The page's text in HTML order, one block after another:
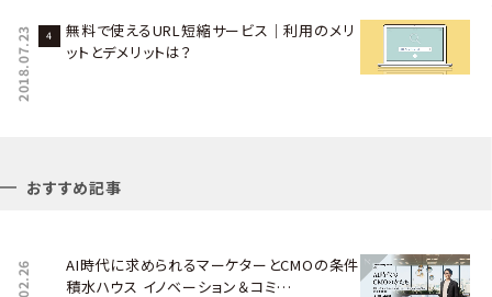
2018.07.23
無料で使えるURL短縮サービス｜利用のメリ
ットとデメリットは？
おすすめ記事
AI時代に求められるマーケターとCMOの条件――
積水ハウス イノベーション＆コミ…